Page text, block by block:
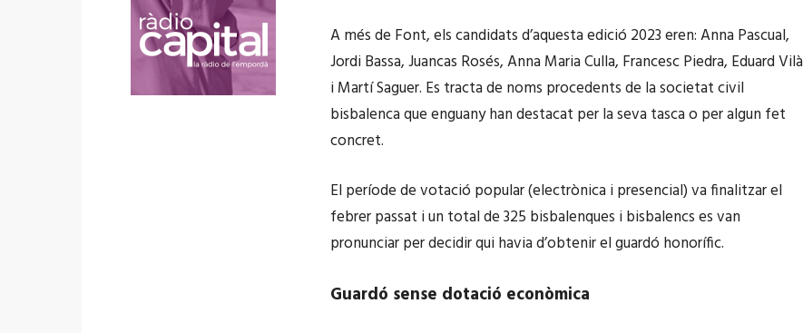
A més de Font, els candidats d’aquesta edició 2023 eren: Anna Pascual,
Jordi Bassa, Juancas Rosés, Anna Maria Culla, Francesc Piedra, Eduard Vilà
i Martí Saguer. Es tracta de noms procedents de la societat civil
bisbalenca que enguany han destacat per la seva tasca o per algun fet
concret.
El període de votació popular (electrònica i presencial) va finalitzar el
febrer passat i un total de 325 bisbalenques i bisbalencs es van
pronunciar per decidir qui havia d’obtenir el guardó honorífic.
Guardó sense dotació econòmica